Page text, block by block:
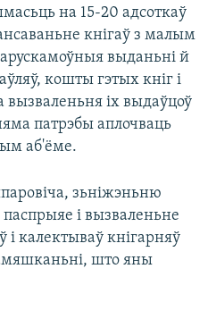
на 15-20 адсоткаў
кнігаў з малым
выданьні й
кошты гэтых кніг і
вызваленьня іх выдаўцоў
патрэбы аплочваць
аб'ёме.
зьніжэньню
паспрыяе і вызваленьне
калектываў кнігарняў
што яны